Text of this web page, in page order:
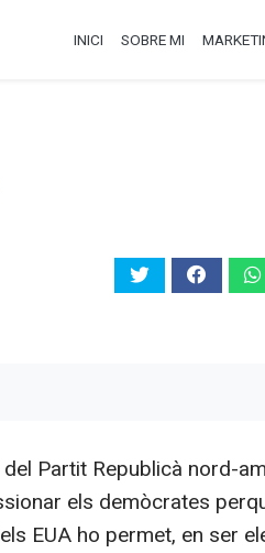
INICI SOBRE MI
Partit Republicà nord-
els demòcrates
EUA ho permet, en ser